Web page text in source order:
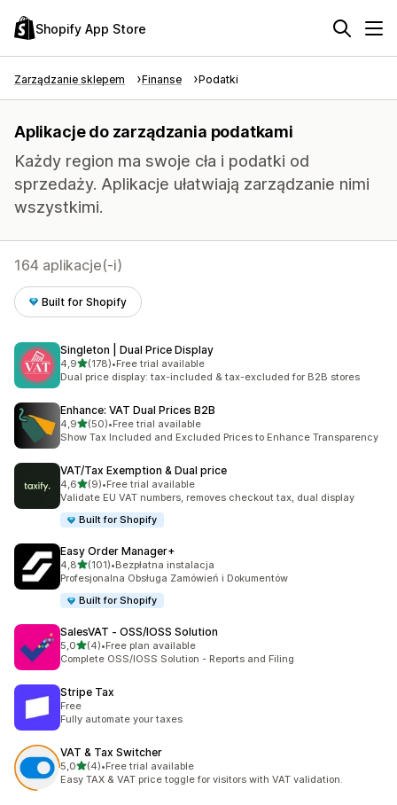
Shopify App Store
Zarządzanie sklepem Finanse Podatki
Aplikacje do zarządzania podatkami
Każdy region ma swoje cła i podatki od
sprzedaży. Aplikacje ułatwiają zarządzanie nimi
wszystkimi.
164 aplikacje(-i)
Built for Shopify
Singleton | Dual Price Display
4,9na 5 gwiazdek
(178)
Łączna liczba recenzji: 178
•Free trial available
Dual price display: tax-included & tax-excluded for B2B stores
Enhance: VAT Dual Prices B2B
4,9na 5 gwiazdek
(50)
Łączna liczba recenzji: 50
•Free trial available
Show Tax Included and Excluded Prices to Enhance Transparency
VAT/Tax Exemption & Dual price
4,6na 5 gwiazdek
(9)
Łączna liczba recenzji: 9
•Free trial available
Validate EU VAT numbers, removes checkout tax, dual display
Built for Shopify
Easy Order Manager+
4,8na 5 gwiazdek
(101)
Łączna liczba recenzji: 101
•Bezpłatna instalacja
Profesjonalna Obsługa Zamówień i Dokumentów
Built for Shopify
SalesVAT ‑ OSS/IOSS Solution
5,0na 5 gwiazdek
(4)
Łączna liczba recenzji: 4
•Free plan available
Complete OSS/IOSS Solution - Reports and Filing
Stripe Tax
Free
Fully automate your taxes
VAT & Tax Switcher
5,0na 5 gwiazdek
(4)
Łączna liczba recenzji: 4
•Free trial available
Easy TAX & VAT price toggle for visitors with VAT validation.